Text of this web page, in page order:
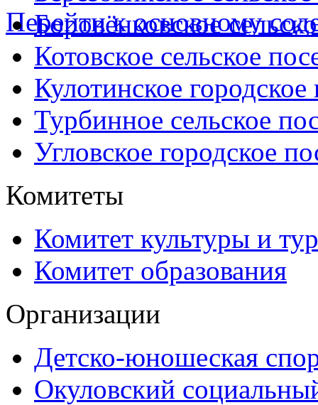
Перейти к основному
Боровёнковское
Котовское сельское
Кулотинское городское
Турбинное сельское
Угловское городское
Комитеты
Комитет культуры и
Комитет образования
Организации
Детско-юношеская
Окуловский